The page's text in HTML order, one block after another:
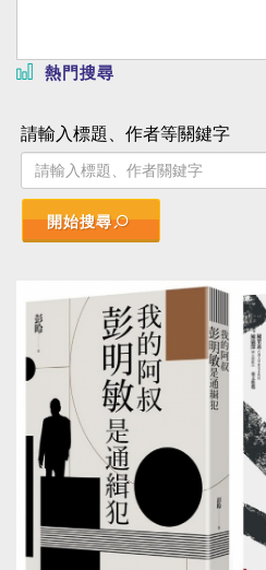
熱門搜尋
請輸入標題、作者等關鍵字
開始搜尋